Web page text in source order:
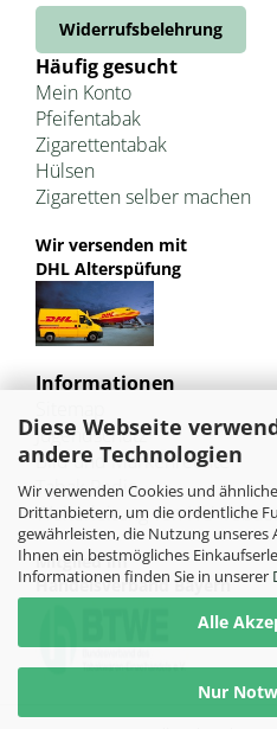
Diese Webseite
andere Technologien
Wir verwenden Cookies und
Drittanbietern, um die ordentliche
gewährleisten, die Nutzung unseres
Ihnen ein bestmögliches
Informationen finden Sie in unserer
Alle
Nur
Widerrufsbelehrung
Häufig gesucht
Mein Konto
Pfeifentabak
Zigarettentabak
Hülsen
Zigaretten selber machen
Wir versenden mit
DHL Alterspüfung
Informationen
Jugendschutz
Bild und Markenrechte
Tabak Pedia
Weiterleitung von HU-
Mitglied im
Handelsverband Bayern